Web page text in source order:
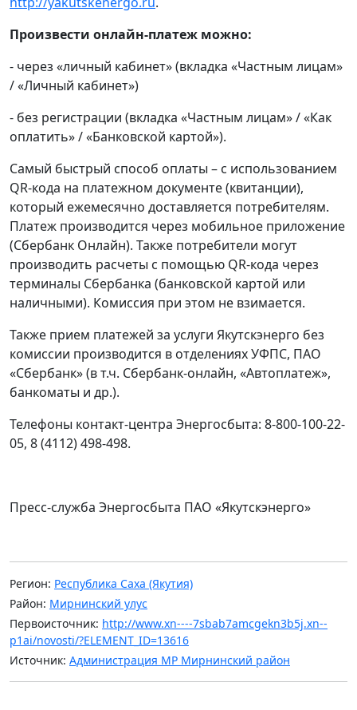
Произвести онлайн-платеж можно:
- через «личный кабинет» (вкладка «Частным лицам»
/ «Личный кабинет»)
- без регистрации (вкладка «Частным лицам» / «Как
оплатить» / «Банковской картой»).
Самый быстрый способ оплаты – с использованием
QR-кода на платежном документе (квитанции),
который ежемесячно доставляется потребителям.
Платеж производится через мобильное приложение
(Сбербанк Онлайн). Также потребители могут
производить расчеты с помощью QR-кода через
терминалы Сбербанка (банковской картой или
наличными). Комиссия при этом не взимается.
Также прием платежей за услуги Якутскэнерго без
комиссии производится в отделениях УФПС, ПАО
«Сбербанк» (в т.ч. Сбербанк-онлайн, «Автоплатеж»,
банкоматы и др.).
Телефоны контакт-центра Энергосбыта: 8-800-100-22-
05, 8 (4112) 498-498.
Пресс-служба Энергосбыта ПАО «Якутскэнерго»
Регион: Республика Саха (Якутия)
Район: Мирнинский улус
Первоисточник: http://www.xn----7sbab7amcgekn3b5j.xn--
p1ai/novosti/?ELEMENT_ID=13616
Источник: Администрация МР Мирнинский район